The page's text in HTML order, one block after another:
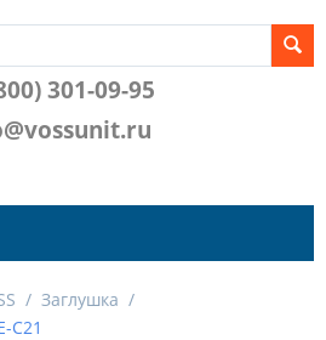
301-09-95
/ Заглушка /
C21